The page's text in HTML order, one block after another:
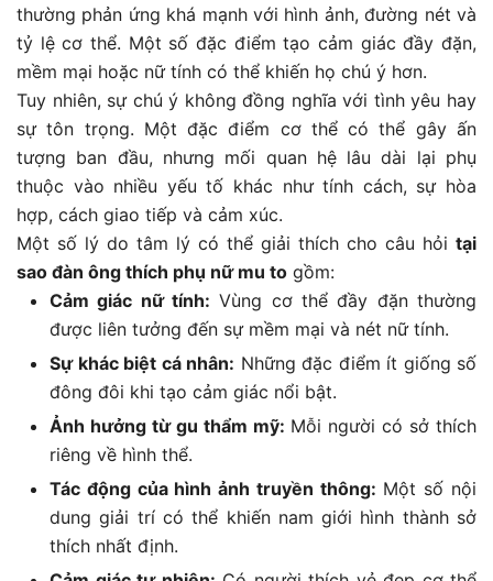
thường phản ứng khá mạnh với hình ảnh, đường nét và
tỷ lệ cơ thể. Một số đặc điểm tạo cảm giác đầy đặn,
mềm mại hoặc nữ tính có thể khiến họ chú ý hơn.
Tuy nhiên, sự chú ý không đồng nghĩa với tình yêu hay
sự tôn trọng. Một đặc điểm cơ thể có thể gây ấn
tượng ban đầu, nhưng mối quan hệ lâu dài lại phụ
thuộc vào nhiều yếu tố khác như tính cách, sự hòa
hợp, cách giao tiếp và cảm xúc.
Một số lý do tâm lý có thể giải thích cho câu hỏi tại
sao đàn ông thích phụ nữ mu to gồm:
Cảm giác nữ tính: Vùng cơ thể đầy đặn thường
được liên tưởng đến sự mềm mại và nét nữ tính.
Sự khác biệt cá nhân: Những đặc điểm ít giống số
đông đôi khi tạo cảm giác nổi bật.
Ảnh hưởng từ gu thẩm mỹ: Mỗi người có sở thích
riêng về hình thể.
Tác động của hình ảnh truyền thông: Một số nội
dung giải trí có thể khiến nam giới hình thành sở
thích nhất định.